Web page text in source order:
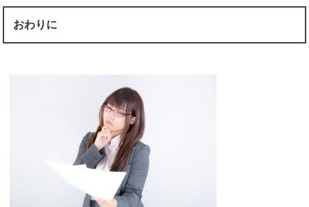
おわりに